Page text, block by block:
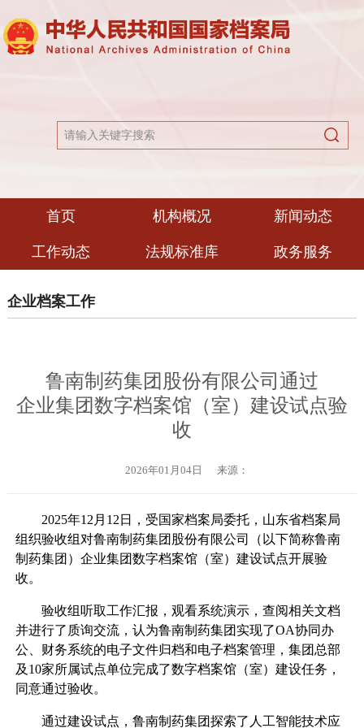
首页 机构概况 新闻动态
工作动态 法规标准库 政务服务
企业档案工作
鲁南制药集团股份有限公司通过
企业集团数字档案馆（室）建设试点验
收
2026年01月04日 来源：
2025年12月12日，受国家档案局委托，山东省档案局
组织验收组对鲁南制药集团股份有限公司（以下简称鲁南
制药集团）企业集团数字档案馆（室）建设试点开展验
收。
验收组听取工作汇报，观看系统演示，查阅相关文档
并进行了质询交流，认为鲁南制药集团实现了OA协同办
公、财务系统的电子文件归档和电子档案管理，集团总部
及10家所属试点单位完成了数字档案馆（室）建设任务，
同意通过验收。
通过建设试点，鲁南制药集团探索了人工智能技术应